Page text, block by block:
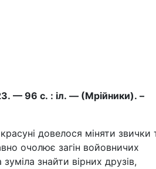
— 96 с. : іл. — (Мрійники). –
довелося міняти звички
очолює загін войовничих
знайти вірних друзів,